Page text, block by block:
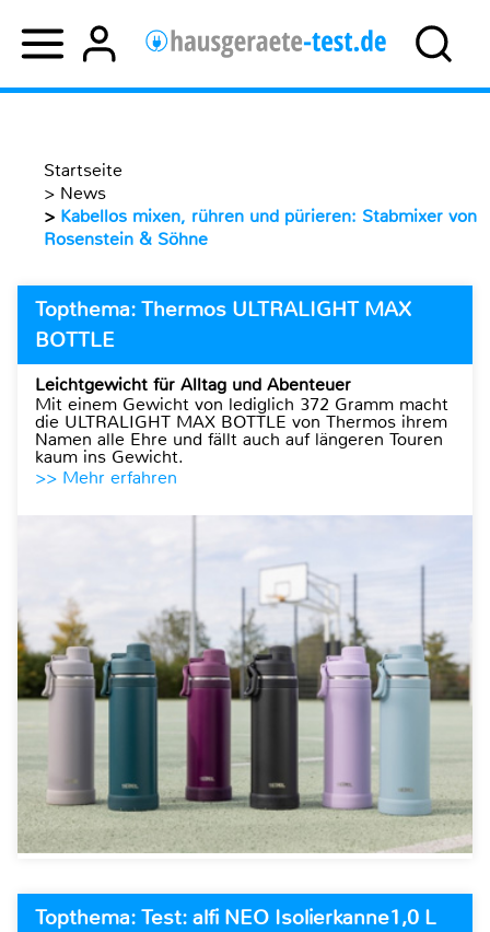
Startseite
> News
> Kabellos mixen, rühren und pürieren: Stabmixer von
Rosenstein & Söhne
Topthema: Thermos ULTRALIGHT MAX
BOTTLE
Leichtgewicht für Alltag und Abenteuer
Mit einem Gewicht von lediglich 372 Gramm macht
die ULTRALIGHT MAX BOTTLE von Thermos ihrem
Namen alle Ehre und fällt auch auf längeren Touren
kaum ins Gewicht.
>> Mehr erfahren
Topthema: Test: alfi NEO Isolierkanne1,0 L